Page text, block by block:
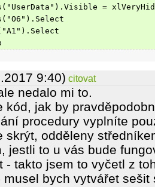
=
9:40) citovat
nedalo mi to.
kód, jak by
procedury vyplníte
skrýt, odděleny
jestli to u vás bude
- takto jsem to vyčetl z
musel bych vytvářet